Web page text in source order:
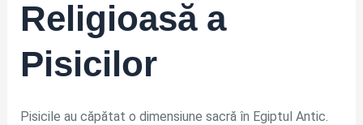
Religioasă a
Pisicilor
Pisicile au căpătat o dimensiune sacră în Egiptul Antic.